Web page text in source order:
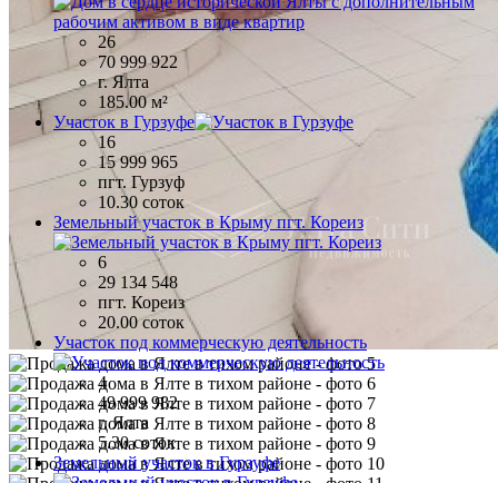
26
70 999 922
г. Ялта
185.00 м²
Участок в Гурзуфе
16
15 999 965
пгт. Гурзуф
10.30 соток
Земельный участок в Крыму пгт. Кореиз
6
29 134 548
пгт. Кореиз
20.00 соток
Участок под коммерческую деятельность
4
49 999 982
г. Ялта
5.30 соток
Земельный участок в Гурзуфе